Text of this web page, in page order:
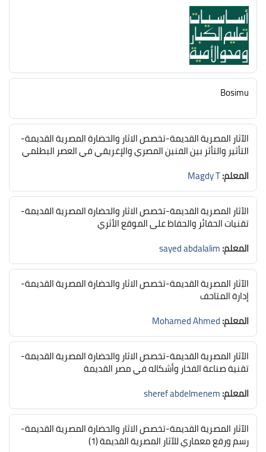
Bosimu
الآثار المصرية القديمة-تخصص الاثار والحضارة المصرية القديمة-
التأثير والتأثر بين الفنين المصري والإغريقي في العصر البطلمي
المعلم:Magdy T
الآثار المصرية القديمة-تخصص الاثار والحضارة المصرية القديمة-
تقنيات الحفائر والحفاظ على الموقع الأثري
المعلم:sayed abdalalim
الآثار المصرية القديمة-تخصص الاثار والحضارة المصرية القديمة-
إدارة المتاحف
المعلم:Mohamed Ahmed
الآثار المصرية القديمة-تخصص الاثار والحضارة المصرية القديمة-
تقنية صناعة الفخار وأشكاله في مصر القديمة
المعلم:sheref abdelmenem
الآثار المصرية القديمة-تخصص الاثار والحضارة المصرية القديمة-
رسم ورفع معماري للآثار المصرية القديمة (1)